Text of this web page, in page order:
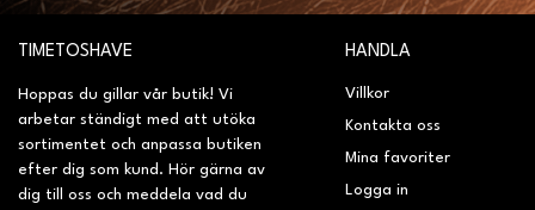
TIMETOSHAVE
Hoppas du gillar vår butik! Vi
arbetar ständigt med att utöka
sortimentet och anpassa butiken
efter dig som kund. Hör gärna av
dig till oss och meddela vad du
HANDLA
Villkor
Kontakta oss
Mina favoriter
Logga in